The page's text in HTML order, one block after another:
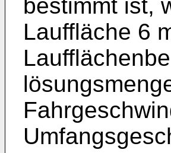
bestimmt ist,
Lauffläche 6